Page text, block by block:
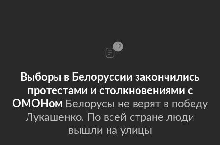
12
Выборы в Белоруссии закончились
протестами и столкновениями с
ОМОНом Белорусы не верят в победу
Лукашенко. По всей стране люди
вышли на улицы